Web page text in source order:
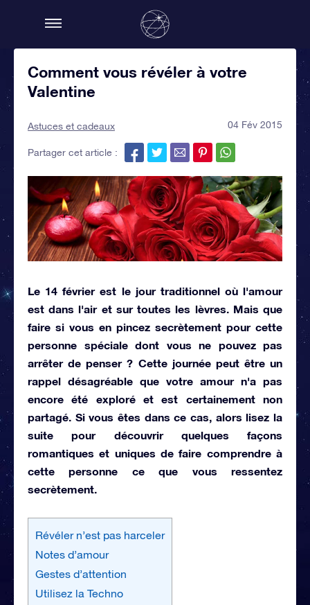
Comment vous révéler à votre
Valentine
Astuces et cadeaux 04 Fév 2015
Partager cet article :
Le 14 février est le jour traditionnel où l'amour
est dans l'air et sur toutes les lèvres. Mais que
faire si vous en pincez secrètement pour cette
personne spéciale dont vous ne pouvez pas
arrêter de penser ? Cette journée peut être un
rappel désagréable que votre amour n'a pas
encore été exploré et est certainement non
partagé. Si vous êtes dans ce cas, alors lisez la
suite pour découvrir quelques façons
romantiques et uniques de faire comprendre à
cette personne ce que vous ressentez
secrètement.
Révéler n’est pas harceler
Notes d’amour
Gestes d’attention
Utilisez la Techno